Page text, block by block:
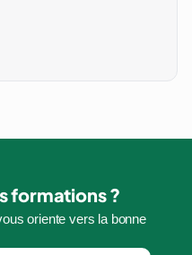
formations ?
oriente vers la bonne